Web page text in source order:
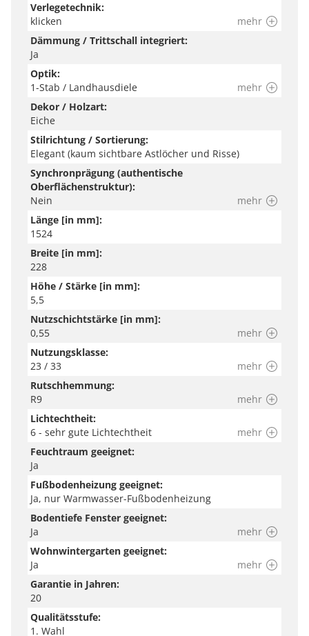
Verlegetechnik:
klicken
mehr
Dämmung / Trittschall integriert:
Ja
Optik:
1-Stab / Landhausdiele
mehr
Dekor / Holzart:
Eiche
Stilrichtung / Sortierung:
Elegant (kaum sichtbare Astlöcher und Risse)
Synchronprägung (authentische
Oberflächenstruktur):
Nein
mehr
Länge [in mm]:
1524
Breite [in mm]:
228
Höhe / Stärke [in mm]:
5,5
Nutzschichtstärke [in mm]:
0,55
mehr
Nutzungsklasse:
23 / 33
mehr
Rutschhemmung:
R9
mehr
Lichtechtheit:
6 - sehr gute Lichtechtheit
mehr
Feuchtraum geeignet:
Ja
Fußbodenheizung geeignet:
Ja, nur Warmwasser-Fußbodenheizung
Bodentiefe Fenster geeignet:
Ja
mehr
Wohnwintergarten geeignet:
Ja
mehr
Garantie in Jahren:
20
Qualitätsstufe:
1. Wahl